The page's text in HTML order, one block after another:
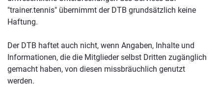
"trainer.tennis" übernimmt der DTB grundsätzlich keine
Haftung.
Der DTB haftet auch nicht, wenn Angaben, Inhalte und
Informationen, die die Mitglieder selbst Dritten zugänglich
gemacht haben, von diesen missbräuchlich genutzt
werden.